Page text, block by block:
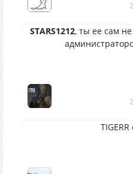
STARS1212, ты ее сам